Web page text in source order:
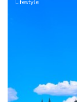
Lifestyle